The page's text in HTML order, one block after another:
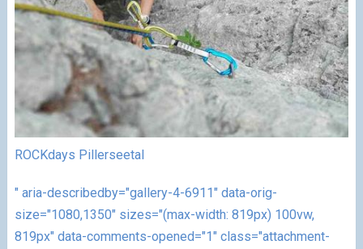
ROCKdays Pillerseetal
" aria-describedby="gallery-4-6911" data-orig-
size="1080,1350" sizes="(max-width: 819px) 100vw,
819px" data-comments-opened="1" class="attachment-